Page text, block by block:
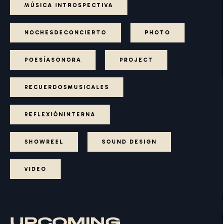
MÚSICA INTROSPECTIVA
NOCHESDECONCIERTO PHOTO
POESÍASONORA PROJECT
RECUERDOSMUSICALES
REFLEXIÓNINTERNA
SHOWREEL SOUND DESIGN
VIDEO